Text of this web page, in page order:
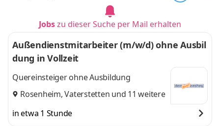
Jobszu dieser Suche per Mail erhalten
Außendienstmitarbeiter (m/w/d) ohne Ausbil
dung in Vollzeit
Quereinsteiger ohne Ausbildung
Rosenheim,Vaterstetten und 11 weitere
in etwa 1 Stunde